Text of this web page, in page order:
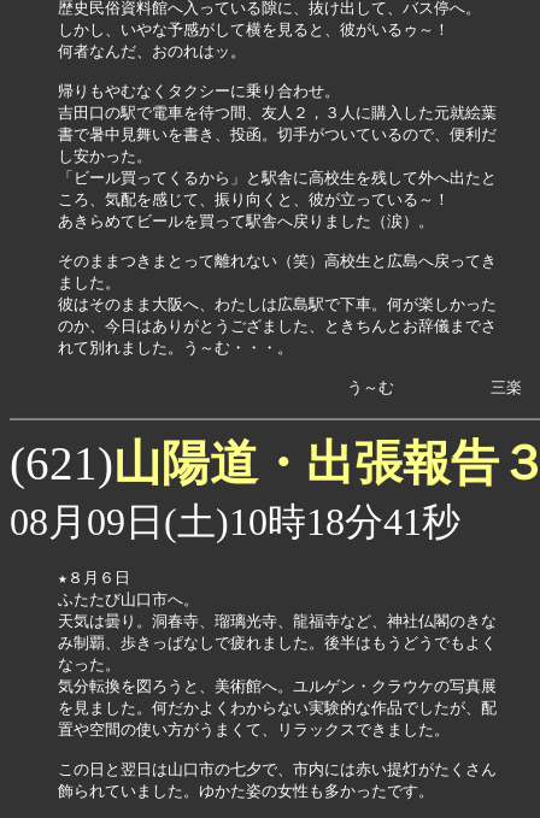
歴史民俗資料館へ入っている隙に、抜け出して、バス停へ。
しかし、いやな予感がして横を見ると、彼がいるゥ～！
何者なんだ、おのれはッ。
帰りもやむなくタクシーに乗り合わせ。
吉田口の駅で電車を待つ間、友人２，３人に購入した元就絵葉
書で暑中見舞いを書き、投函。切手がついているので、便利だ
し安かった。
「ビール買ってくるから」と駅舎に高校生を残して外へ出たと
ころ、気配を感じて、振り向くと、彼が立っている～！
あきらめてビールを買って駅舎へ戻りました（涙）。
そのままつきまとって離れない（笑）高校生と広島へ戻ってき
ました。
彼はそのまま大阪へ、わたしは広島駅で下車。何が楽しかった
のか、今日はありがとうござました、ときちんとお辞儀までさ
れて別れました。う～む・・・。
                              う～む          三楽
(621)山陽道・出張報告
08月09日(土)10時18分41秒
★８月６日
ふたたび山口市へ。
天気は曇り。洞春寺、瑠璃光寺、龍福寺など、神社仏閣のきな
み制覇、歩きっぱなしで疲れました。後半はもうどうでもよく
なった。
気分転換を図ろうと、美術館へ。ユルゲン・クラウケの写真展
を見ました。何だかよくわからない実験的な作品でしたが、配
置や空間の使い方がうまくて、リラックスできました。
この日と翌日は山口市の七夕で、市内には赤い提灯がたくさん
飾られていました。ゆかた姿の女性も多かったです。